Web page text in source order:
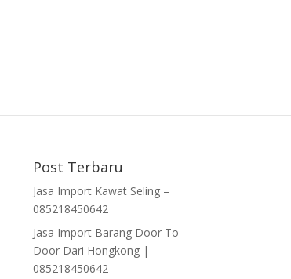
Post Terbaru
Jasa Import Kawat Seling –
085218450642
Jasa Import Barang Door To
Door Dari Hongkong |
085218450642